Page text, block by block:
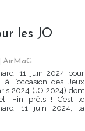
les JO
AirMaG
11 juin 2024 pour
l’occasion des Jeux
2024 (JO 2024) dont
Fin prêts ! C’est le
11 juin 2024, la